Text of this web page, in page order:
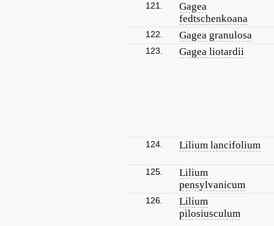
121.
Gagea
fedtschenkoana
122. Gagea granulosa
123. Gagea liotardii
124. Lilium lancifolium
125.
Lilium
pensylvanicum
126.
Lilium
pilosiusculum